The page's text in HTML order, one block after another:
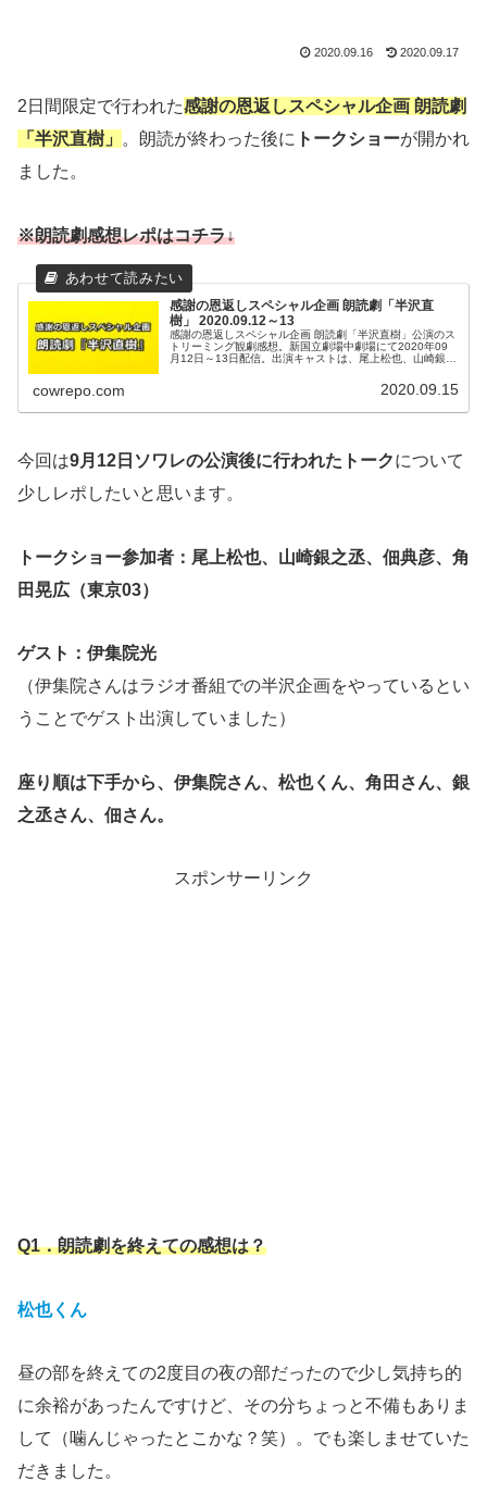
2020.09.16 2020.09.17
2日間限定で行われた感謝の恩返しスペシャル企画 朗読劇
「半沢直樹」
。朗読が終わった後に トークショーが開かれ
ました。
※朗読劇感想レポはコチラ↓
感謝の恩返しスペシャル企画 朗読劇「半沢直
樹」 2020.09.12～13
感謝の恩返しスペシャル企画 朗読劇「半沢直樹」公演のス
トリーミング観劇感想。新国立劇場中劇場にて2020年09
月12日～13日配信。出演キャストは、尾上松也、山崎銀之
cowrepo.com 2020.09.15
今回は9月12日ソワレの公演後に行われたトークについて
少しレポしたいと思います。
トークショー参加者：尾上松也、山崎銀之丞、佃典彦、角
田晃広（東京03）
ゲスト：伊集院光
（伊集院さんはラジオ番組での半沢企画をやっているとい
うことでゲスト出演していました）
座り順は下手から、伊集院さん、松也くん、角田さん、銀
之丞さん、佃さん。
スポンサーリンク
Q1．朗読劇を終えての感想は？
松也くん
昼の部を終えての2度目の夜の部だったので少し気持ち的
に余裕があったんですけど、その分ちょっと不備もありま
して（噛んじゃったとこかな？笑）。でも楽しませていた
だきました。